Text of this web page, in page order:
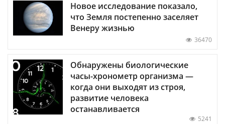
Новое исследование показало,
что Земля постепенно заселяет
Венеру жизнью
36470
Обнаружены биологические
часы-хронометр организма —
когда они выходят из строя,
развитие человека
останавливается
5241